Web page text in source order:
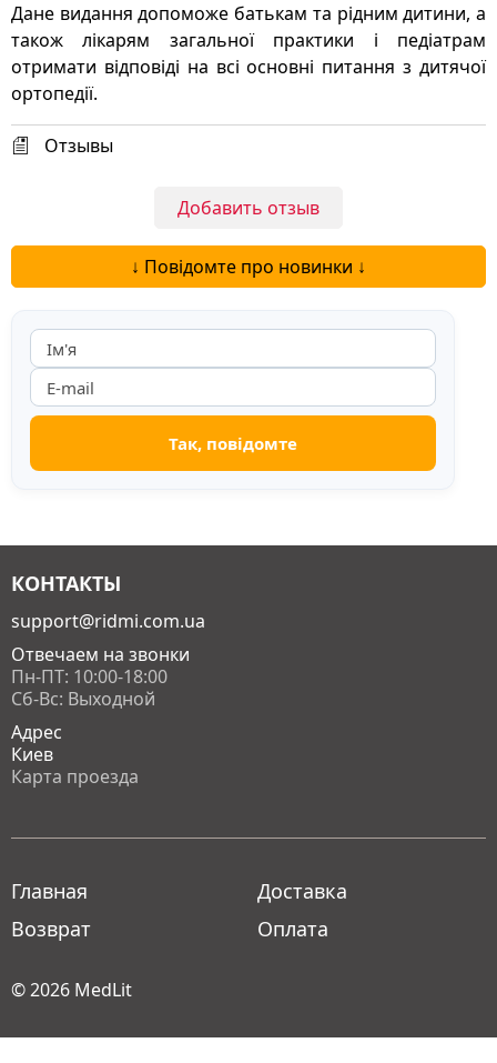
Дане видання допоможе батькам та рідним дитини, а
також лікарям загальної практики і педіатрам
отримати відповіді на всі основні питання з дитячої
ортопедії.
Отзывы
Добавить отзыв
↓ Повідомте про новинки ↓
КОНТАКТЫ
support@ridmi.com.ua
Отвечаем на звонки
Пн-ПТ: 10:00-18:00
Сб-Вс: Выходной
Адрес
Киев
Карта проезда
Главная
Возврат
Доставка
Оплата
© 2026 MedLit